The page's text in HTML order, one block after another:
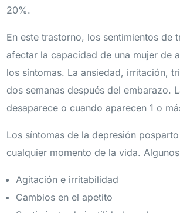
20%.
En este trastorno, los sentimientos de
afectar la capacidad de una mujer de
los síntomas. La ansiedad, irritación,
dos semanas después del embarazo.
desaparece o cuando aparecen 1 o
Los síntomas de la depresión
cualquier momento de la vida.
Agitación e irritabilidad
Cambios en el apetito